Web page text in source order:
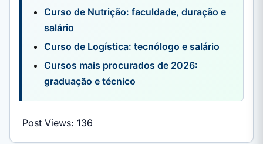
Curso de Nutrição: faculdade, duração e
salário
Curso de Logística: tecnólogo e salário
Cursos mais procurados de 2026:
graduação e técnico
Post Views: 136